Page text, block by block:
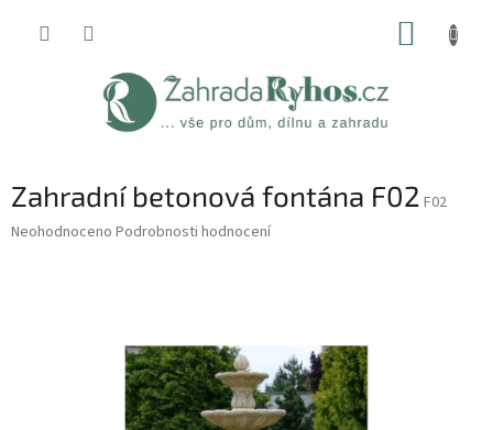
Zahradní betonová fontána F02 F02
Průměrné
Neohodnoceno Podrobnosti hodnocení